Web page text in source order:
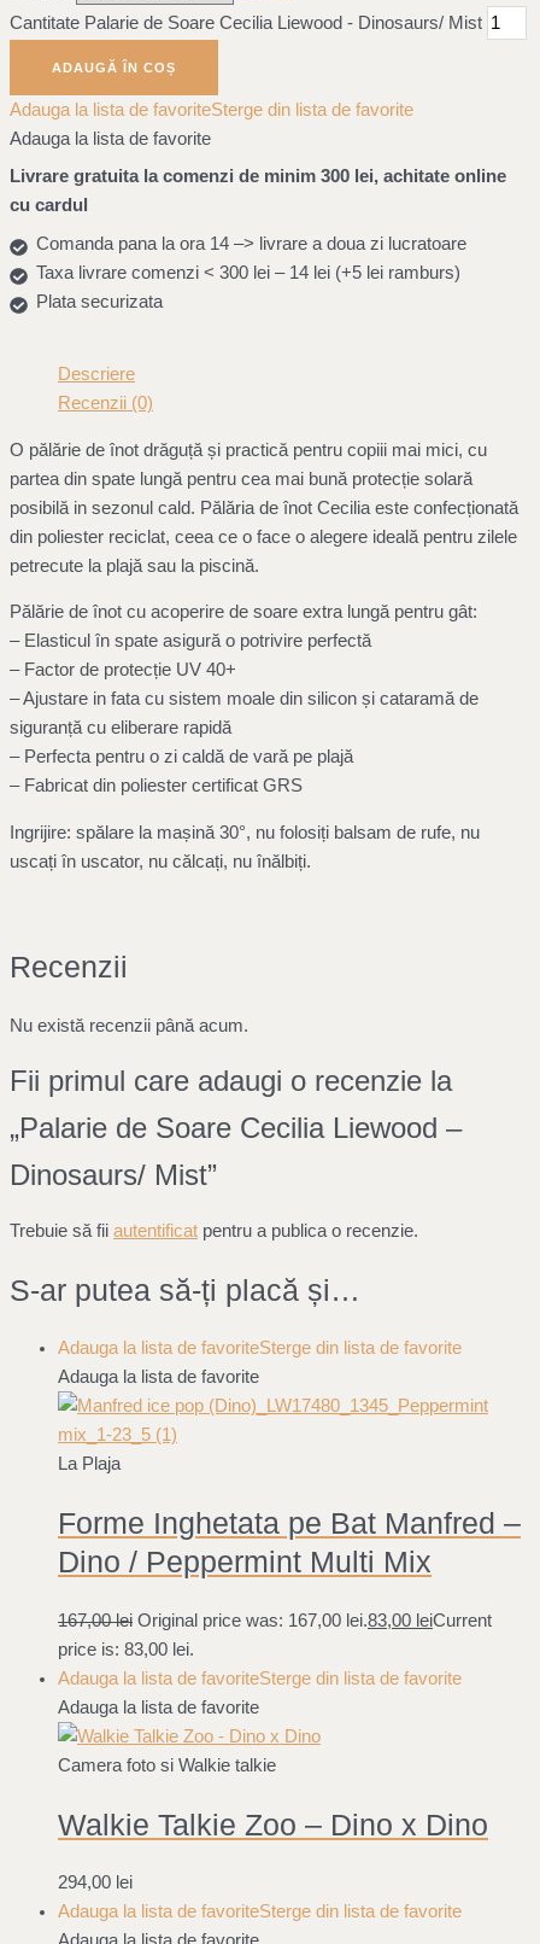
Cantitate Palarie de Soare Cecilia Liewood - Dinosaurs/ Mist
ADAUGĂ ÎN COȘ
Adauga la lista de favoriteSterge din lista de favorite
Adauga la lista de favorite
Livrare gratuita la comenzi de minim 300 lei, achitate online
cu cardul
Comanda pana la ora 14 –> livrare a doua zi lucratoare
Taxa livrare comenzi < 300 lei – 14 lei (+5 lei ramburs)
Plata securizata
Descriere
Recenzii (0)
O pălărie de înot drăguță și practică pentru copiii mai mici, cu
partea din spate lungă pentru cea mai bună protecție solară
posibilă in sezonul cald. Pălăria de înot Cecilia este confecționată
din poliester reciclat, ceea ce o face o alegere ideală pentru zilele
petrecute la plajă sau la piscină.
Pălărie de înot cu acoperire de soare extra lungă pentru gât:
– Elasticul în spate asigură o potrivire perfectă
– Factor de protecție UV 40+
– Ajustare in fata cu sistem moale din silicon și cataramă de
siguranță cu eliberare rapidă
– Perfecta pentru o zi caldă de vară pe plajă
– Fabricat din poliester certificat GRS
Ingrijire: spălare la mașină 30°, nu folosiți balsam de rufe, nu
uscați în uscator, nu călcați, nu înălbiți.
Recenzii
Nu există recenzii până acum.
Fii primul care adaugi o recenzie la
„Palarie de Soare Cecilia Liewood –
Dinosaurs/ Mist”
Trebuie să fii autentificat pentru a publica o recenzie.
S-ar putea să-ți placă și…
Adauga la lista de favoriteSterge din lista de favorite
Adauga la lista de favorite
La Plaja
Forme Inghetata pe Bat Manfred –
Dino / Peppermint Multi Mix
167,00lei Original price was: 167,00 lei.83,00 leiCurrent
price is: 83,00 lei.
Adauga la lista de favoriteSterge din lista de favorite
Adauga la lista de favorite
Camera foto si Walkie talkie
Walkie Talkie Zoo – Dino x Dino
294,00 lei
Adauga la lista de favoriteSterge din lista de favorite